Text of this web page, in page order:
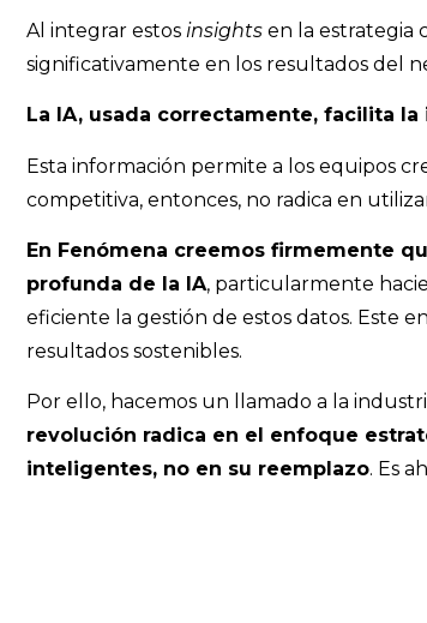
Al integrar estos insights en la estrategia
significativamente en los resultados del
La IA, usada correctamente, facilita
Esta información permite a los equipos
competitiva, entonces, no radica en
En Fenómena creemos firmemente
profunda de la IA, particularmente
eficiente la gestión de estos datos. Este
resultados sostenibles.
Por ello, hacemos un llamado a la
revolución radica en el enfoque
inteligentes, no en su reemplazo. Es